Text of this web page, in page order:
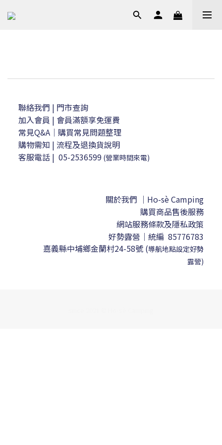
聯絡我們 | 門市查詢
加入會員 | 會員滿額享免運費
常見Q&A｜購買常見問題整理
購物需知 | 流程及退換貨說明
客服電話 | 05-2536599 (營業時間來電)
關於我們 ｜Ho-sè Camping
購買商品售後服務
網站服務條款及隱私政策
好勢露營｜ 統編 85776783
嘉義縣中埔鄉金蘭村24-58號 (導航地點設定好勢
露營)